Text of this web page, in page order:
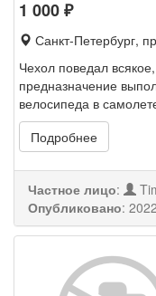
1 000₽
Санкт-Петербург,
Чехол поведал
предназначение
велосипеда в
Подробнее
Частное лицо:
Опубликовано: